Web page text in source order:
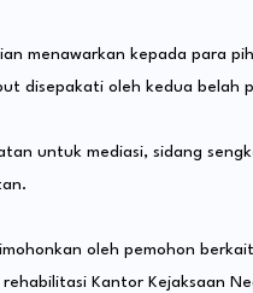
menawarkan kepada para
disepakati oleh kedua belah
untuk mediasi, sidang
oleh pemohon
rehabilitasi Kantor Kejaksaan